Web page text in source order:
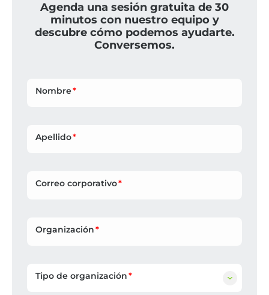
Agenda una sesión gratuita de 30
minutos con nuestro equipo y
descubre cómo podemos ayudarte.
Conversemos.
Nombre
Apellido
Correo corporativo
Organización
Tipo de organización